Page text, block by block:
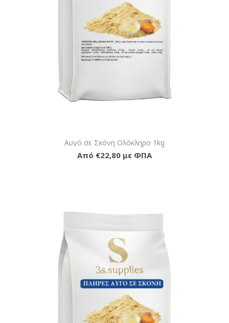
Αυγό σε Σκόνη Ολόκληρο 1kg
Από €22,80 με ΦΠΑ